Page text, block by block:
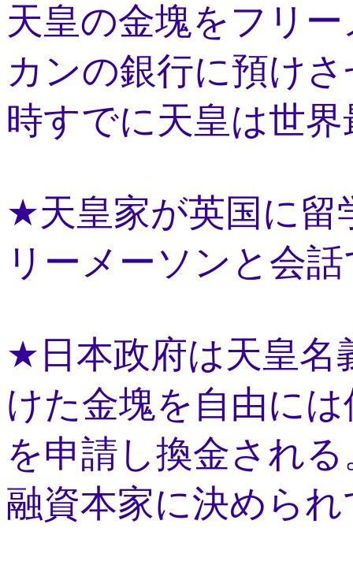
天皇の金塊をフリ
カンの銀行に預け
時すでに天皇は世
★天皇家が英国に留
リーメーソンと会
★日本政府は天皇名
けた金塊を自由に
を申請し換金され
融資本家に決めら